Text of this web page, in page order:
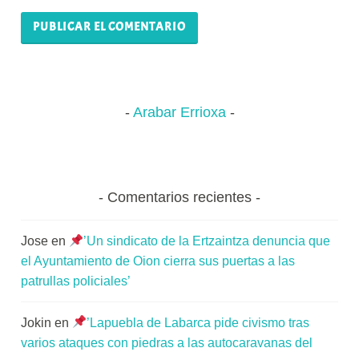
Arabar Errioxa
Comentarios recientes
Jose en
’Un sindicato de la Ertzaintza denuncia que
el Ayuntamiento de Oion cierra sus puertas a las
patrullas policiales’
Jokin en
’Lapuebla de Labarca pide civismo tras
varios ataques con piedras a las autocaravanas del